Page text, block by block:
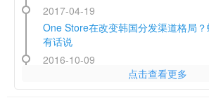
Blade Reborn 구양신공
2017-04-19
One Store在改变韩国分发渠道格局？
有话说
2016-10-09
《策三国》登马来西亚App Store畅销
东南亚仍受捧
点击查看更多